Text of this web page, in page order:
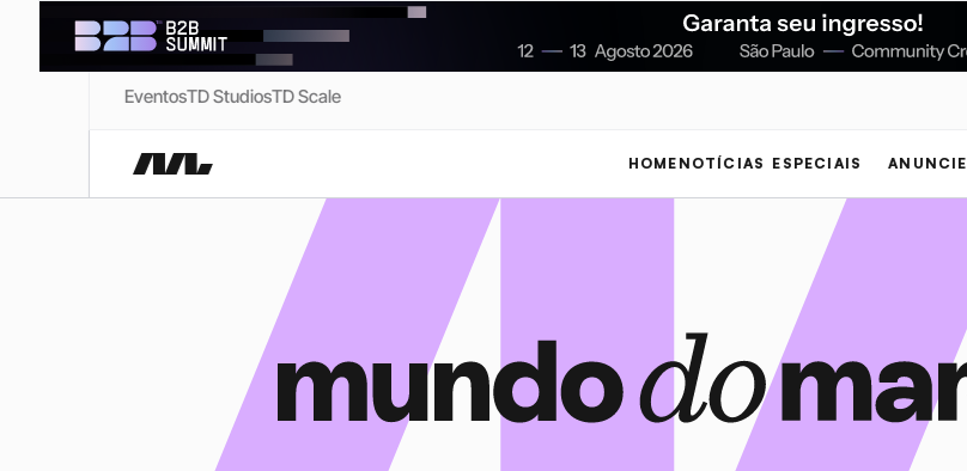
EventosTD StudiosTD Scale
HOME NOTÍCIAS ESPECIAIS ANUNCIE